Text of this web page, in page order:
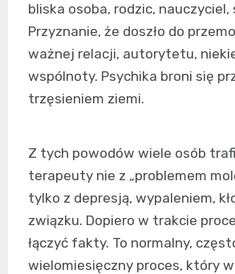
bliska osoba, rodzic, nauczyciel,
Przyznanie, że doszło do
ważnej relacji, autorytetu,
wspólnoty. Psychika broni się
trzęsieniem ziemi.
Z tych powodów wiele osób
terapeuty nie z „problemem
tylko z depresją, wypaleniem,
związku. Dopiero w trakcie
łączyć fakty. To normalny,
wielomiesięczny proces, który